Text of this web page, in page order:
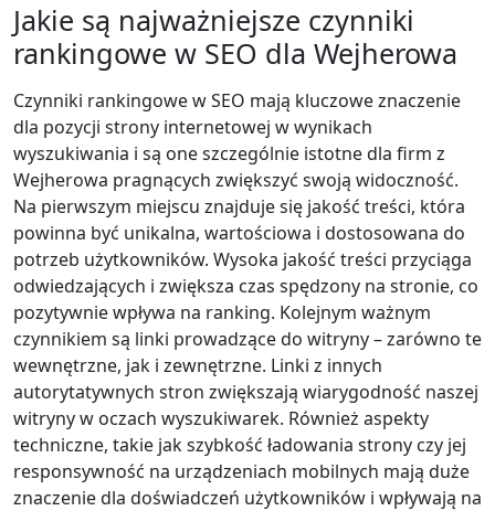
Jakie są najważniejsze czynniki
rankingowe w SEO dla Wejherowa
Czynniki rankingowe w SEO mają kluczowe znaczenie
dla pozycji strony internetowej w wynikach
wyszukiwania i są one szczególnie istotne dla firm z
Wejherowa pragnących zwiększyć swoją widoczność.
Na pierwszym miejscu znajduje się jakość treści, która
powinna być unikalna, wartościowa i dostosowana do
potrzeb użytkowników. Wysoka jakość treści przyciąga
odwiedzających i zwiększa czas spędzony na stronie, co
pozytywnie wpływa na ranking. Kolejnym ważnym
czynnikiem są linki prowadzące do witryny – zarówno te
wewnętrzne, jak i zewnętrzne. Linki z innych
autorytatywnych stron zwiększają wiarygodność naszej
witryny w oczach wyszukiwarek. Również aspekty
techniczne, takie jak szybkość ładowania strony czy jej
responsywność na urządzeniach mobilnych mają duże
znaczenie dla doświadczeń użytkowników i wpływają na